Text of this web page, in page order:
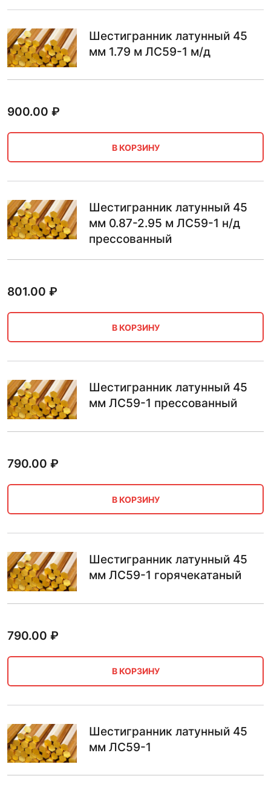
Шестигранник латунный 45
мм 1.79 м ЛС59-1 м/д
900.00 ₽
В КОРЗИНУ
Шестигранник латунный 45
мм 0.87-2.95 м ЛС59-1 н/д
прессованный
801.00 ₽
В КОРЗИНУ
Шестигранник латунный 45
мм ЛС59-1 прессованный
790.00 ₽
В КОРЗИНУ
Шестигранник латунный 45
мм ЛС59-1 горячекатаный
790.00 ₽
В КОРЗИНУ
Шестигранник латунный 45
мм ЛС59-1